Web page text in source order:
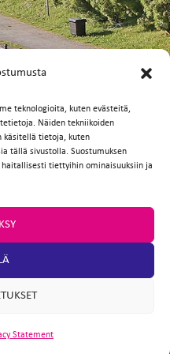
teknologioita, kuten evästeitä,
Näiden tekniikoiden
käsitellä tietoja, kuten
tällä sivustolla. Suostumuksen
tiettyihin ominaisuuksiin ja
Statement